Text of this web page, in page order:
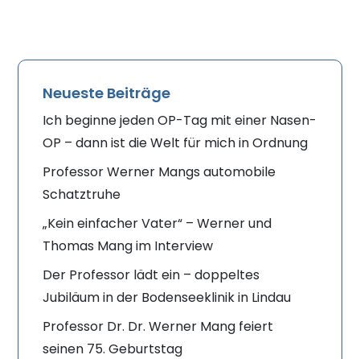
Neueste Beiträge
Ich beginne jeden OP-Tag mit einer Nasen-
OP – dann ist die Welt für mich in Ordnung
Professor Werner Mangs automobile
Schatztruhe
„Kein einfacher Vater“ – Werner und
Thomas Mang im Interview
Der Professor lädt ein – doppeltes
Jubiläum in der Bodenseeklinik in Lindau
Professor Dr. Dr. Werner Mang feiert
seinen 75. Geburtstag